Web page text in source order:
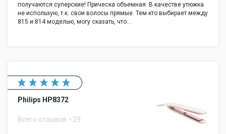
получаются суперские! Прическа объемная. В качестве утюжка
не использую, т.к. свои волосы прямые. Тем кто выбирает между
815 и 814 моделью, могу сказать, что…
Philips HP8372
Всего отзывов 29